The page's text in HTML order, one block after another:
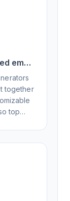
email
together
top
all your
you.